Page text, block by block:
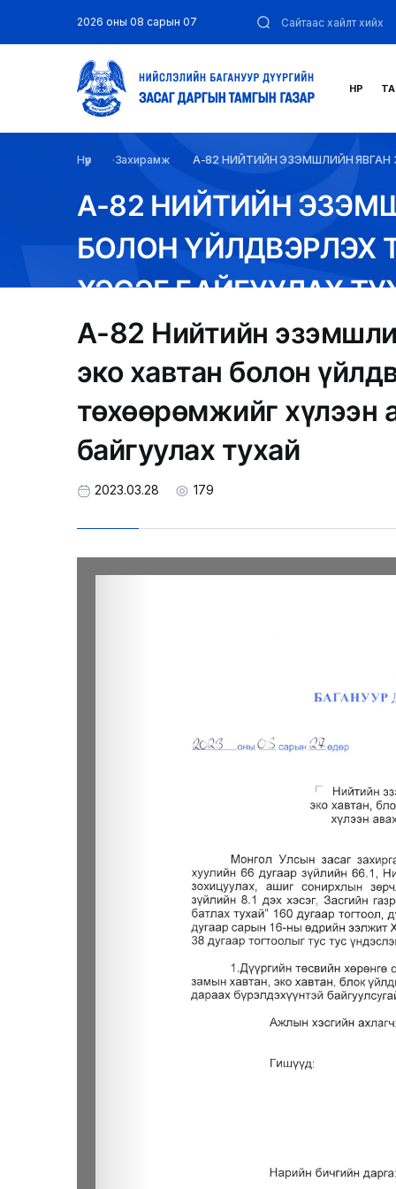
2026 оны 08 сарын 07
НҮҮР
Нүүр Захирамж А-82 НИЙТИЙН ЭЗЭМШЛИЙН
А-82 НИЙТИЙН
БОЛОН ҮЙЛДВЭРЛЭХ
ХЭСЭГ БАЙГУУЛАХ
А-82 Нийтийн
эко хавтан болон
төхөөрөмжийг хүлээн
байгуулах тухай
2023.03.28 179